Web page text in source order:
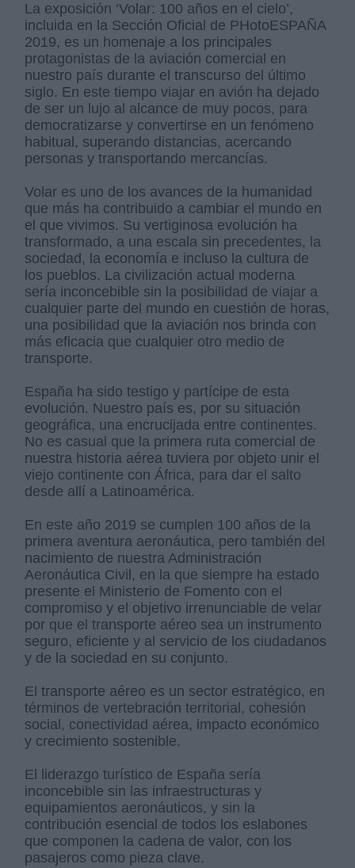
La exposición ‘Volar: 100 años en el cielo’,
incluida en la Sección Oficial de PHotoESPAÑA
2019, es un homenaje a los principales
protagonistas de la aviación comercial en
nuestro país durante el transcurso del último
siglo. En este tiempo viajar en avión ha dejado
de ser un lujo al alcance de muy pocos, para
democratizarse y convertirse en un fenómeno
habitual, superando distancias, acercando
personas y transportando mercancías.
Volar es uno de los avances de la humanidad
que más ha contribuido a cambiar el mundo en
el que vivimos. Su vertiginosa evolución ha
transformado, a una escala sin precedentes, la
sociedad, la economía e incluso la cultura de
los pueblos. La civilización actual moderna
sería inconcebible sin la posibilidad de viajar a
cualquier parte del mundo en cuestión de horas,
una posibilidad que la aviación nos brinda con
más eficacia que cualquier otro medio de
transporte.
España ha sido testigo y partícipe de esta
evolución. Nuestro país es, por su situación
geográfica, una encrucijada entre continentes.
No es casual que la primera ruta comercial de
nuestra historia aérea tuviera por objeto unir el
viejo continente con África, para dar el salto
desde allí a Latinoamérica.
En este año 2019 se cumplen 100 años de la
primera aventura aeronáutica, pero también del
nacimiento de nuestra Administración
Aeronáutica Civil, en la que siempre ha estado
presente el Ministerio de Fomento con el
compromiso y el objetivo irrenunciable de velar
por que el transporte aéreo sea un instrumento
seguro, eficiente y al servicio de los ciudadanos
y de la sociedad en su conjunto.
El transporte aéreo es un sector estratégico, en
términos de vertebración territorial, cohesión
social, conectividad aérea, impacto económico
y crecimiento sostenible.
El liderazgo turístico de España sería
inconcebible sin las infraestructuras y
equipamientos aeronáuticos, y sin la
contribución esencial de todos los eslabones
que componen la cadena de valor, con los
pasajeros como pieza clave.